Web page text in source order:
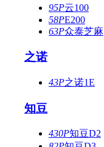
95P云100
58PE200
63P众泰芝麻
之诺
43P之诺1E
知豆
430P知豆D2